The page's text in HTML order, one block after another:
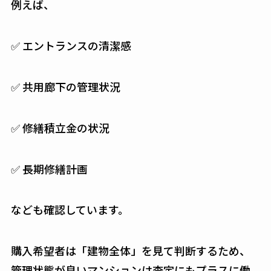
例えば、
✅ エントランスの清潔感
✅ 共用廊下の管理状況
✅ 修繕積立金の状況
✅ 長期修繕計画
なども確認しています。
購入希望者は「建物全体」を見て判断するため、